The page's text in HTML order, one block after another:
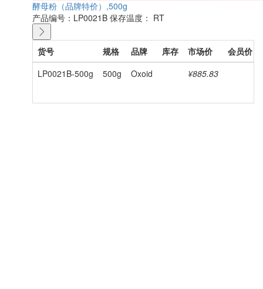
酵母粉（品牌特价）,500g
产品编号：LP0021B 保存温度： RT
货号 规格 品牌 库存 市场价 会员价
LP0021B-500g
500g Oxoid ¥885.83